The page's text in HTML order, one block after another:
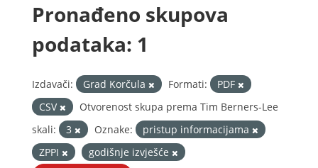
Pronađeno skupova
podataka: 1
Izdavači: Grad Korčula Formati:
PDF
CSV
Otvorenost skupa prema Tim Berners-Lee
skali:
3 Oznake:
pristup informacijama
ZPPI
godišnje izvješće